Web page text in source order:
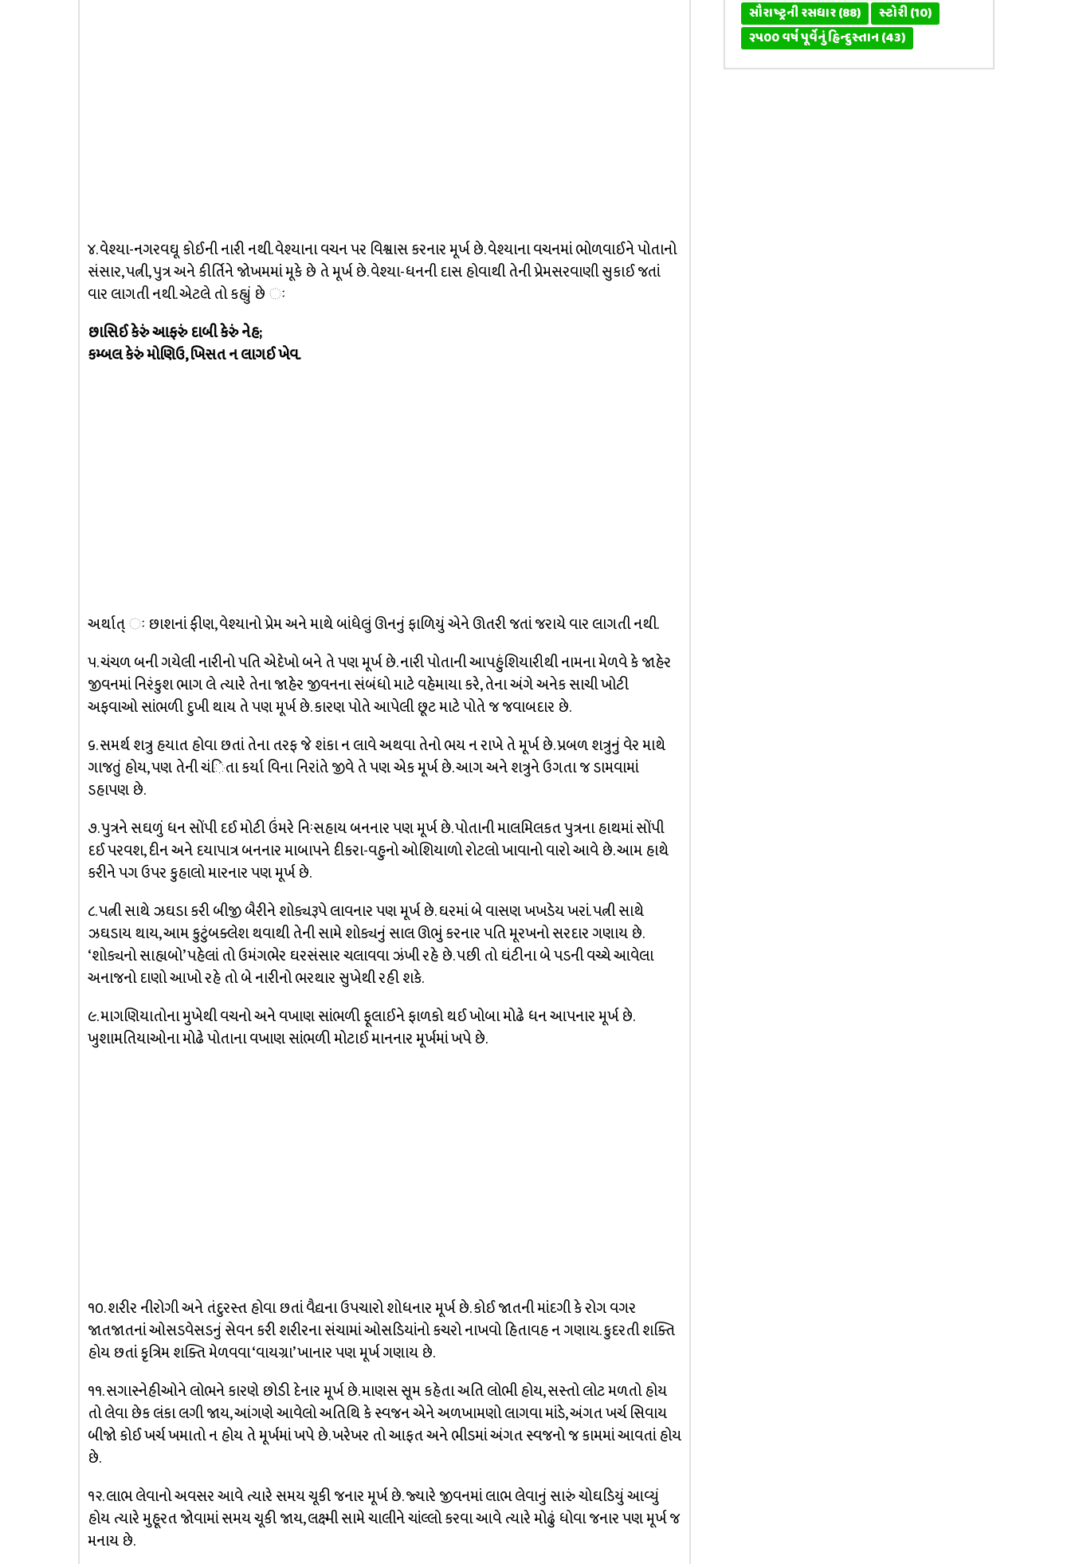
૪. વેશ્યા-નગરવઘૂ કોઈની નારી નથી. વેશ્યાના વચન પર વિશ્વાસ કરનાર મૂર્ખ છે. વેશ્યાના વચનમાં ભોળવાઈને પોતાનો
સંસાર, પત્ની, પુત્ર અને કીર્તિને જોખમમાં મૂકે છે તે મૂર્ખ છે. વેશ્યા-ધનની દાસ હોવાથી તેની પ્રેમસરવાણી સુકાઈ જતાં
વાર લાગતી નથી. એટલે તો કહ્યું છે ઃ
છાસિઈ કેરું આફરું દાબી કેરું નેહ;
કમ્બલ કેરું મોણિઉ, ખિસત ન લાગઈ ખેવ.
અર્થાત્‌ ઃ છાશનાં ફીણ, વેશ્યાનો પ્રેમ અને માથે બાંધેલું ઊનનું ફાળિયું એને ઊતરી જતાં જરાયે વાર લાગતી નથી.
૫. ચંચળ બની ગયેલી નારીનો પતિ એદેખો બને તે પણ મૂર્ખ છે. નારી પોતાની આપહુંશિયારીથી નામના મેળવે કે જાહેર
જીવનમાં નિરંકુશ ભાગ લે ત્યારે તેના જાહેર જીવનના સંબંધો માટે વહેમાયા કરે, તેના અંગે અનેક સાચી ખોટી
અફવાઓ સાંભળી દુખી થાય તે પણ મૂર્ખ છે. કારણ પોતે આપેલી છૂટ માટે પોતે જ જવાબદાર છે.
૬. સમર્થ શત્રુ હયાત હોવા છતાં તેના તરફ જે શંકા ન લાવે અથવા તેનો ભય ન રાખે તે મૂર્ખ છે. પ્રબળ શત્રુનું વેર માથે
ગાજતું હોય, પણ તેની ચંિતા કર્યા વિના નિરાંતે જીવે તે પણ એક મૂર્ખ છે. આગ અને શત્રુને ઉગતા જ ડામવામાં
ડહાપણ છે.
૭. પુત્રને સઘળું ધન સોંપી દઈ મોટી ઉંમરે નિઃસહાય બનનાર પણ મૂર્ખ છે. પોતાની માલમિલકત પુત્રના હાથમાં સોંપી
દઈ પરવશ, દીન અને દયાપાત્ર બનનાર માબાપને દીકરા-વહુનો ઓશિયાળો રોટલો ખાવાનો વારો આવે છે. આમ હાથે
કરીને પગ ઉપર કુહાલો મારનાર પણ મૂર્ખ છે.
૮. પત્ની સાથે ઝઘડા કરી બીજી બૈરીને શોક્યરૂપે લાવનાર પણ મૂર્ખ છે. ઘરમાં બે વાસણ ખખડેય ખરાં. પત્ની સાથે
ઝઘડાય થાય, આમ કુટુંબક્લેશ થવાથી તેની સામે શોક્યનું સાલ ઊભું કરનાર પતિ મૂરખનો સરદાર ગણાય છે.
‘શોક્યનો સાહ્યબો’ પહેલાં તો ઉમંગભેર ઘરસંસાર ચલાવવા ઝંખી રહે છે. પછી તો ઘંટીના બે પડની વચ્ચે આવેલા
અનાજનો દાણો આખો રહે તો બે નારીનો ભરથાર સુખેથી રહી શકે.
૯. માગણિયાતોના મુખેથી વચનો અને વખાણ સાંભળી ફૂલાઈને ફાળકો થઈ ખોબા મોઢે ધન આપનાર મૂર્ખ છે.
ખુશામતિયાઓના મોઢે પોતાના વખાણ સાંભળી મોટાઈ માનનાર મૂર્ખમાં ખપે છે.
૧૦. શરીર નીરોગી અને તંદુરસ્ત હોવા છતાં વૈદ્યના ઉપચારો શોધનાર મૂર્ખ છે. કોઈ જાતની માંદગી કે રોગ વગર
જાતજાતનાં ઓસડવેસડનું સેવન કરી શરીરના સંચામાં ઓસડિયાંનો કચરો નાખવો હિતાવહ ન ગણાય. કુદરતી શક્તિ
હોય છતાં કૃત્રિમ શક્તિ મેળવવા ‘વાયગ્રા’ ખાનાર પણ મૂર્ખ ગણાય છે.
૧૧. સગાસ્નેહીઓને લોભને કારણે છોડી દેનાર મૂર્ખ છે. માણસ સૂમ કહેતા અતિ લોભી હોય, સસ્તો લોટ મળતો હોય
તો લેવા છેક લંકા લગી જાય, આંગણે આવેલો અતિથિ કે સ્વજન એને અળખામણો લાગવા માંડે, અંગત ખર્ચ સિવાય
બીજો કોઈ ખર્ચ ખમાતો ન હોય તે મૂર્ખમાં ખપે છે. ખરેખર તો આફત અને ભીડમાં અંગત સ્વજનો જ કામમાં આવતાં હોય
છે.
૧૨. લાભ લેવાનો અવસર આવે ત્યારે સમય ચૂકી જનાર મૂર્ખ છે. જ્યારે જીવનમાં લાભ લેવાનું સારું ચોઘડિયું આવ્યું
હોય ત્યારે મુહૂરત જોવામાં સમય ચૂકી જાય, લક્ષ્મી સામે ચાલીને ચાંલ્લો કરવા આવે ત્યારે મોઢું ધોવા જનાર પણ મૂર્ખ જ
મનાય છે.
સૌરાષ્ટ્રની રસધાર(88) સ્ટોરી(10)
૨૫૦૦ વર્ષ પૂર્વેનું હિન્દુસ્તાન(43)